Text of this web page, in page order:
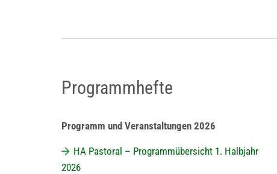
Programmhefte
Programm und Veranstaltungen 2026
HA Pastoral – Programmübersicht 1. Halbjahr
2026